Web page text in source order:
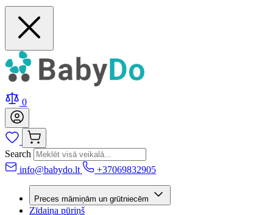
0
Search
info@babydo.lt
+37069832905
Preces māmiņām un grūtniecēm
Zīdaiņa pūriņš